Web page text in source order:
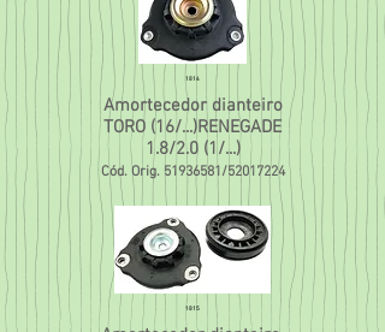
1814
Amortecedor dianteiro
TORO (16/...)RENEGADE
1.8/2.0 (1/...)
Cód. Orig. 51936581/52017224
1815